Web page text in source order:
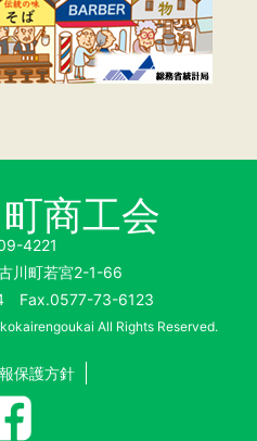
商工会
4221
川町若宮2-1-66
Fax.0577-73-6123
All Rights Reserved.
保護方針